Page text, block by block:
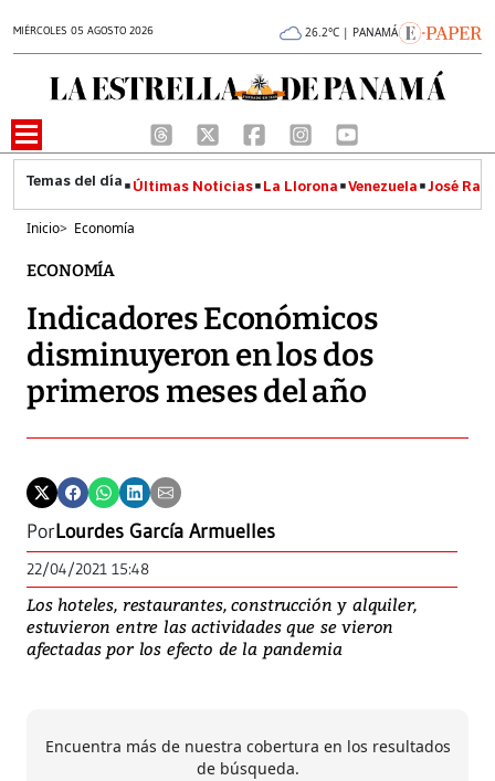
MIÉRCOLES 05 AGOSTO 2026 26.2°C | PANAMÁ
Últimas Noticias La Llorona Venezuela José
Inicio> Economía
ECONOMÍA
Indicadores Económicos
disminuyeron en los dos
primeros meses del año
PorLourdes García Armuelles
22/04/2021 15:48
Los hoteles, restaurantes, construcción y alquiler,
estuvieron entre las actividades que se vieron
afectadas por los efecto de la pandemia
Encuentra más de nuestra cobertura en los resultados
de búsqueda.